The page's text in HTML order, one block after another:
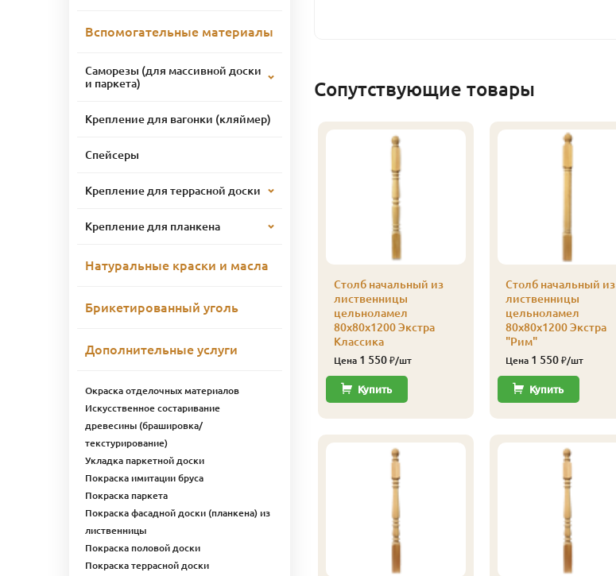
Сопутствующие товары
18 x 200 x 2.0
(Экстра) 18 x 200 x 1.2
665
Купить
Столб начальный из
лиственницы
цельноламел
80х80х1200 Экстра
Классика
Цена 1 550₽/шт
Купить
Столб начальный из
лиственницы
цельноламел
80х80х1200 Экстра
"Рим"
Цена 1 550₽/шт
Купить
Вспомогательные материалы
Саморезы (для массивной доски
и паркета)
Крепление для вагонки (кляймер)
Спейсеры
Крепление для террасной доски
Крепление для планкена
Натуральные краски и масла
Брикетированный уголь
Дополнительные услуги
Окраска отделочных материалов
Искусственное состаривание
древесины (брашировка/
текстурирование)
Укладка паркетной доски
Покраска имитации бруса
Покраска паркета
Покраска фасадной доски (планкена) из
лиственницы
Покраска половой доски
Покраска террасной доски